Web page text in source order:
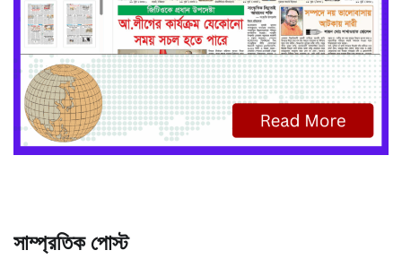
সাম্প্রতিক পোস্ট